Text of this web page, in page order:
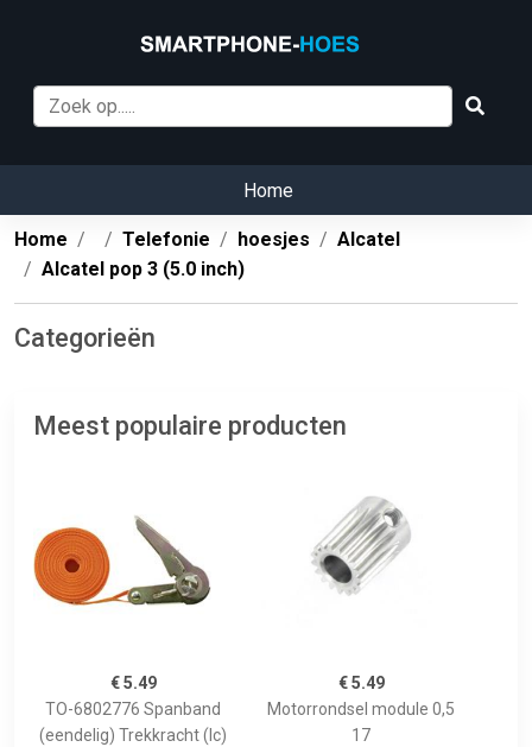
Home
Home Telefonie hoesjes
Alcatel
Alcatel pop 3 (5.0 inch)
Categorieën
Meest populaire producten
€ 5.49
TO-6802776 Spanband
(eendelig) Trekkracht (lc)
€ 5.49
Motorrondsel module 0,5
17